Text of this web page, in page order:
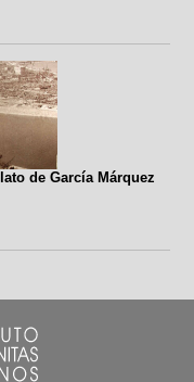
de García Márquez